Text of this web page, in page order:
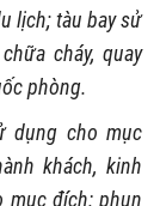
lịch; tàu bay sử
cháy, quay
phòng.
dụng cho mục
khách, kinh
mục đích: phun